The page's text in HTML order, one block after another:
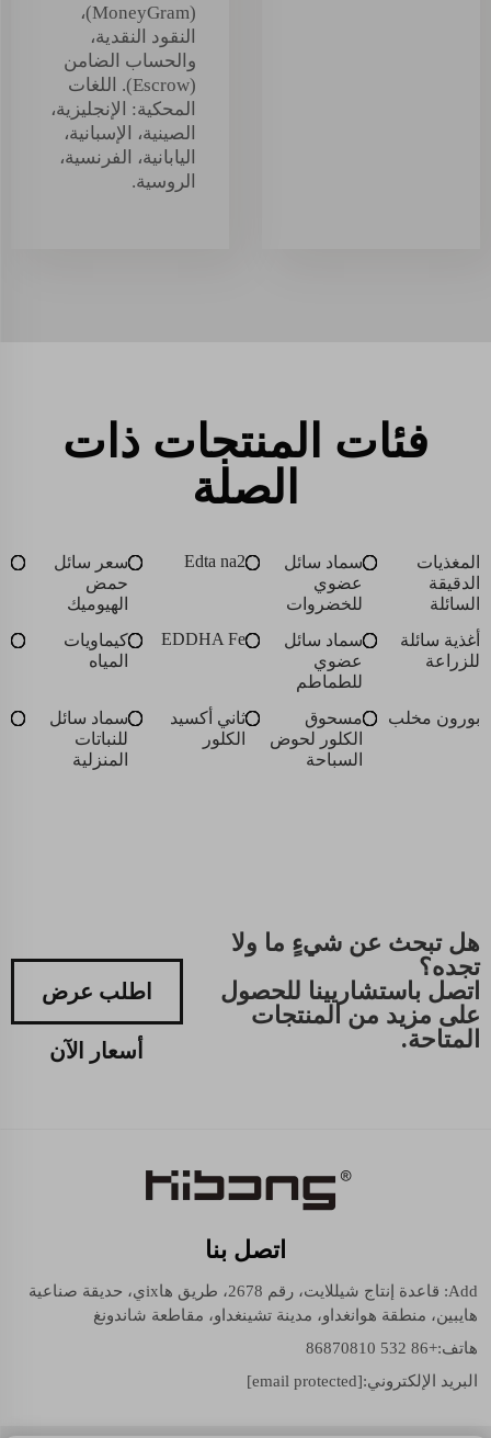
(MoneyGram)،
النقود النقدية،
والحساب الضامن
(Escrow). اللغات
المحكية: الإنجليزية،
الصينية، الإسبانية،
اليابانية، الفرنسية،
الروسية.
فئات المنتجات ذات
الصلة
المغذيات
الدقيقة
السائلة
سماد سائل
عضوي
للخضروات
Edta na2
سعر سائل
حمض
الهيوميك
أغذية سائلة
للزراعة
سماد سائل
عضوي
للطماطم
EDDHA Fe
كيماويات
المياه
بورون مخلب
مسحوق
الكلور لحوض
السباحة
ثاني أكسيد
الكلور
سماد سائل
للنباتات
المنزلية
هل تبحث عن شيءٍ ما ولا
تجده؟
اتصل باستشاريينا للحصول
على مزيد من المنتجات
المتاحة.
اطلب عرض
أسعار الآن
اتصل بنا
Add: قاعدة إنتاج شيللايت، رقم 2678، طريق هاixي، حديقة صناعية
هايبين، منطقة هوانغداو، مدينة تشينغداو، مقاطعة شاندونغ
هاتف:+86 532 86870810
البريد الإلكتروني:[email protected]